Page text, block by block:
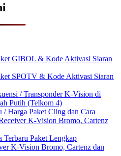
GIBOL & Kode Aktivasi Siaran
SPOTV & Kode Aktivasi Siaran
/ Transponder K-Vision di
Putih (Telkom 4)
/ Harga Paket Cling dan Cara
K-Vision Bromo, Cartenz
Terbaru Paket Lengkap
K-Vision Bromo, Cartenz dan